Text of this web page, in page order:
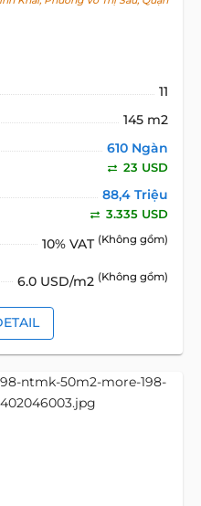
11
145 m2
610 Ngàn
23 USD
88,4 Triệu
3.335 USD
10% VAT (Không gồm)
6.0 USD/m2 (Không gồm)